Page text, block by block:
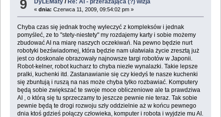
9 DyLEMaty / Re: AI - przerażająca (?) wizja
«dnia: Czerwca 11, 2009, 09:54:02 pm »
Chyba czas się jednak trochę wyleczyć z kompleksów i jednak
pomyśleć, ze to "stety-niestety" my rozdajemy karty i sobie możemy
zbudować AI na miarę naszych oczekiwań. Na pewno będzie nurt
robotyki bezświadomej, która będzie nam ułatwiała życie zresztą już
jest co doskonale obrazowały najnowsze targi robotów w Japonii.
Robot-kelner, robot kucharz to chyba niezłe wynalazki. Takie lepsze
pralki, kuchenki itd. Zastanawianie się czy kiedyś te nasze kuchenki
się zbuntują i ruszą na nas może chyba tylko rozbawiać. Komputery
będą sobie zwiększać te swoje moce obliczeniowe ale ta prawdziwa
AI , o którą się tu sprzeczamy to jeszcze pewnie nie teraz. Tak sobie
pewnie będą te drogi rozwoju szły oddzielnie aż w końcu pewnego
dnia ktoś gdzieś połączy człowieka, komputer i robota i wyjdzie mu AI.